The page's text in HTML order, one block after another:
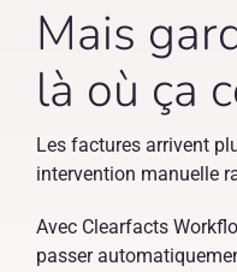
FRMais
là où ça
Les factures arrivent
intervention manuelle
Avec Clearfacts
passer